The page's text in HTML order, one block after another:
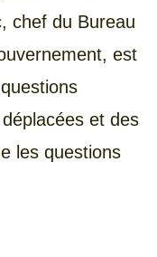
chef du Bureau
est
et des
les questions